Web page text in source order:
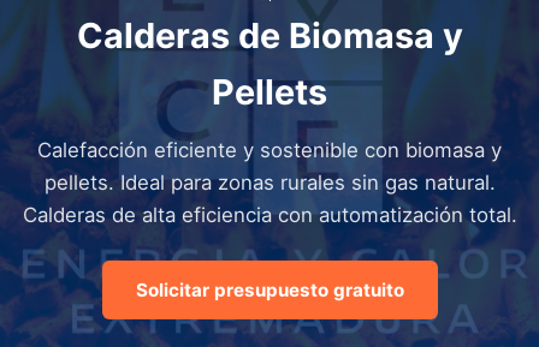
Calderas de Biomasa y
Pellets
Calefacción eficiente y sostenible con biomasa y
pellets. Ideal para zonas rurales sin gas natural.
Calderas de alta eficiencia con automatización total.
Solicitar presupuesto gratuito